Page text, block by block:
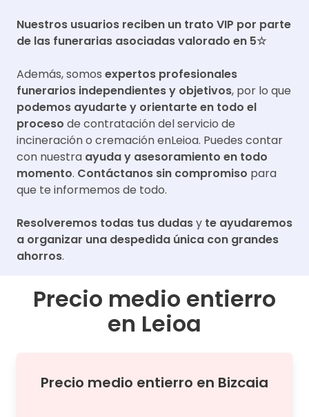
Nuestros usuarios reciben un trato VIP por parte
de las funerarias asociadas valorado en 5☆
Además, somos expertos profesionales
funerarios independientes y objetivos, por lo que
podemos ayudarte y orientarte en todo el
proceso de contratación del servicio de
incineración o cremación enLeioa. Puedes contar
con nuestra ayuda y asesoramiento en todo
momento. Contáctanos sin compromiso para
que te informemos de todo.
Resolveremos todas tus dudasy te ayudaremos
a organizar una despedida única con grandes
ahorros.
Precio medio entierro
en Leioa
Precio medio entierro en Bizcaia